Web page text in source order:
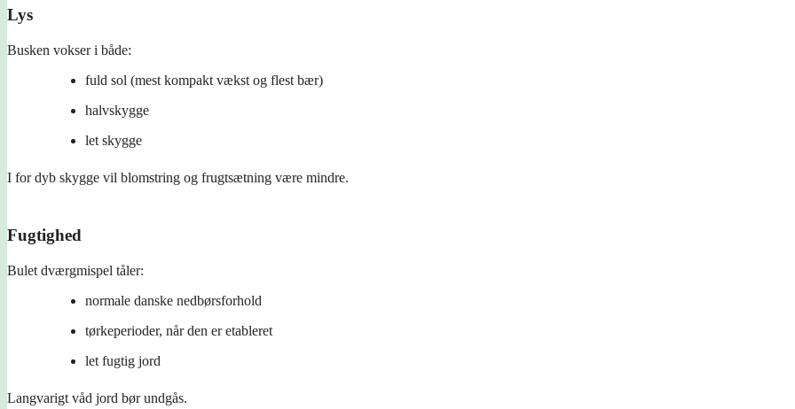
Lys
Busken vokser i både:
fuld sol (mest kompakt vækst og flest bær)
halvskygge
let skygge
I for dyb skygge vil blomstring og frugtsætning være mindre.
Fugtighed
Bulet dværgmispel tåler:
normale danske nedbørsforhold
tørkeperioder, når den er etableret
let fugtig jord
Langvarigt våd jord bør undgås.